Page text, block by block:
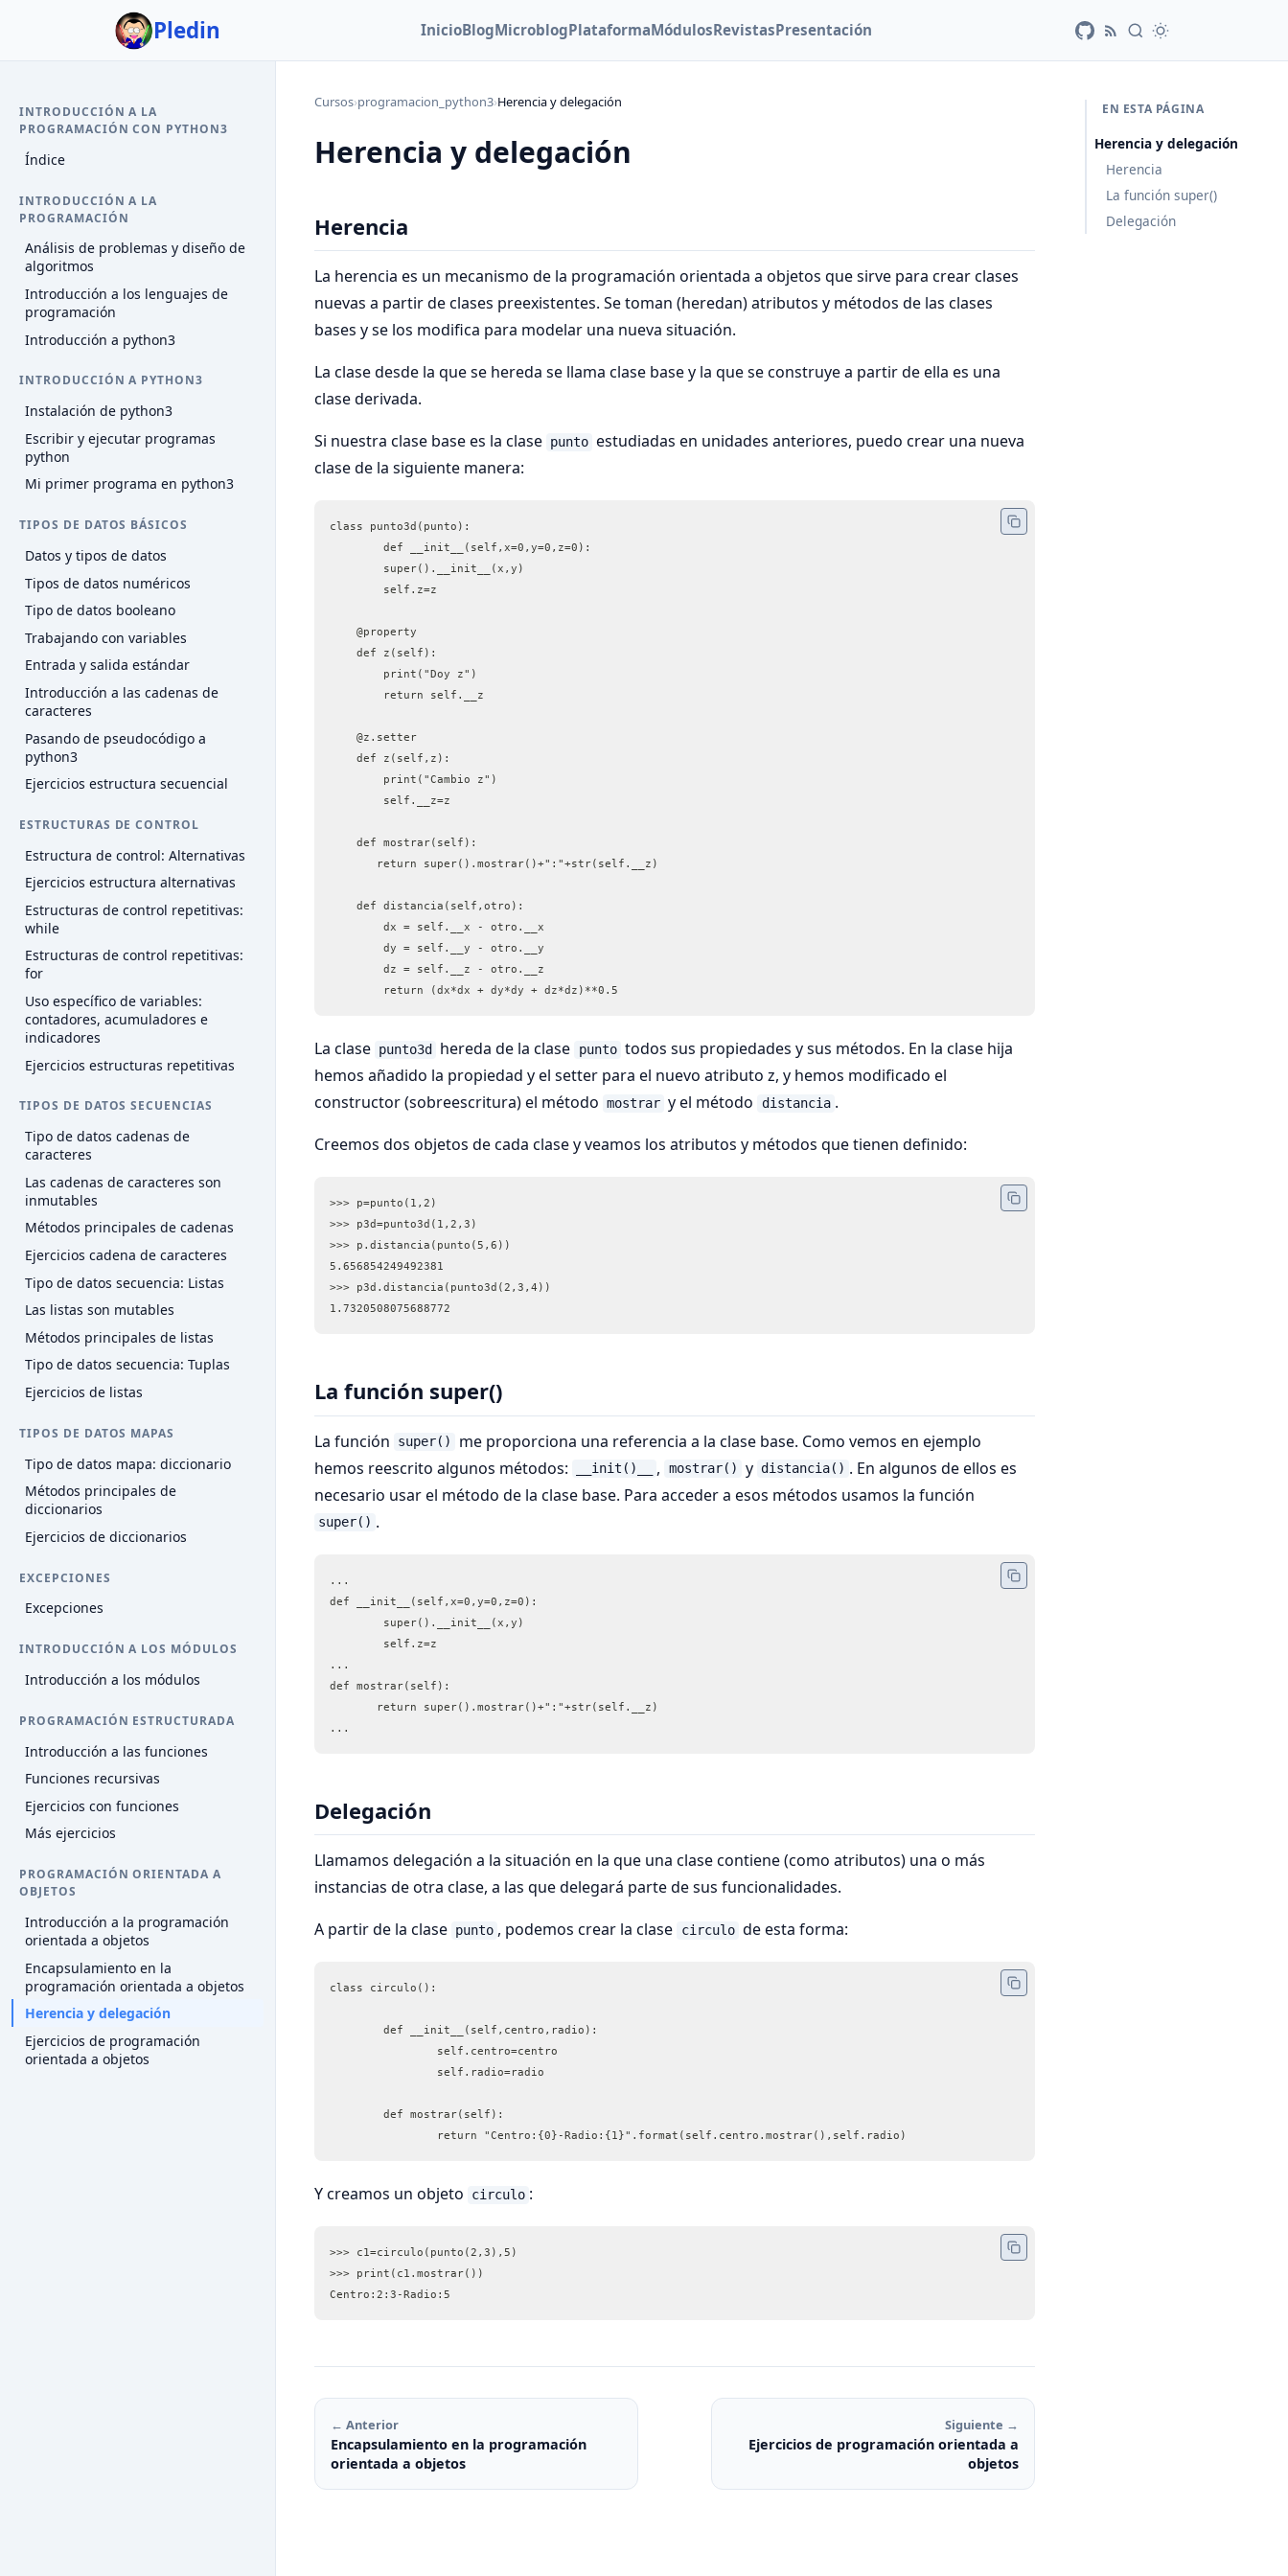
Pledin InicioBlogMicroblogPlataformaMódulosRevistasPresentación
INTRODUCCIÓN A LA
PROGRAMACIÓN CON PYTHON3
Índice
INTRODUCCIÓN A LA
PROGRAMACIÓN
Análisis de problemas y diseño de
algoritmos
Introducción a los lenguajes de
programación
Introducción a python3
INTRODUCCIÓN A PYTHON3
Instalación de python3
Escribir y ejecutar programas
python
Mi primer programa en python3
TIPOS DE DATOS BÁSICOS
Datos y tipos de datos
Tipos de datos numéricos
Tipo de datos booleano
Trabajando con variables
Entrada y salida estándar
Introducción a las cadenas de
caracteres
Pasando de pseudocódigo a
python3
Ejercicios estructura secuencial
ESTRUCTURAS DE CONTROL
Estructura de control: Alternativas
Ejercicios estructura alternativas
Estructuras de control repetitivas:
while
Estructuras de control repetitivas:
for
Uso específico de variables:
contadores, acumuladores e
indicadores
Ejercicios estructuras repetitivas
TIPOS DE DATOS SECUENCIAS
Tipo de datos cadenas de
caracteres
Las cadenas de caracteres son
inmutables
Métodos principales de cadenas
Ejercicios cadena de caracteres
Tipo de datos secuencia: Listas
Las listas son mutables
Métodos principales de listas
Tipo de datos secuencia: Tuplas
Ejercicios de listas
TIPOS DE DATOS MAPAS
Tipo de datos mapa: diccionario
Métodos principales de
diccionarios
Ejercicios de diccionarios
EXCEPCIONES
Excepciones
INTRODUCCIÓN A LOS MÓDULOS
Introducción a los módulos
PROGRAMACIÓN ESTRUCTURADA
Introducción a las funciones
Funciones recursivas
Ejercicios con funciones
Más ejercicios
PROGRAMACIÓN ORIENTADA A
OBJETOS
Introducción a la programación
orientada a objetos
Encapsulamiento en la
programación orientada a objetos
Herencia y delegación
Ejercicios de programación
orientada a objetos
Cursos›programacion_python3›Herencia y delegación
Herencia y delegación
Herencia
La herencia es un mecanismo de la programación orientada a objetos que sirve para crear clases
nuevas a partir de clases preexistentes. Se toman (heredan) atributos y métodos de las clases
bases y se los modifica para modelar una nueva situación.
La clase desde la que se hereda se llama clase base y la que se construye a partir de ella es una
clase derivada.
Si nuestra clase base es la clase punto estudiadas en unidades anteriores, puedo crear una nueva
clase de la siguiente manera:
class punto3d(punto):
	def __init__(self,x=0,y=0,z=0):
    	super().__init__(x,y)
    	self.z=z
    @property
    def z(self):
        print("Doy z")
        return self.__z
    @z.setter
    def z(self,z):
        print("Cambio z")
        self.__z=z
    def mostrar(self):
       return super().mostrar()+":"+str(self.__z)
    def distancia(self,otro):
        dx = self.__x - otro.__x
        dy = self.__y - otro.__y
        dz = self.__z - otro.__z
La clase punto3d hereda de la clase punto todos sus propiedades y sus métodos. En la clase hija
hemos añadido la propiedad y el setter para el nuevo atributo z, y hemos modificado el
constructor (sobreescritura) el método mostrar y el método distancia .
Creemos dos objetos de cada clase y veamos los atributos y métodos que tienen definido:
>>> p=punto(1,2)
>>> p3d=punto3d(1,2,3)
>>> p.distancia(punto(5,6))
5.656854249492381
>>> p3d.distancia(punto3d(2,3,4))
1.7320508075688772
La función super()
La función super()
me proporciona una referencia a la clase base. Como vemos en ejemplo
hemos reescrito algunos métodos:
__init()__ , mostrar() y distancia() . En algunos de ellos es
necesario usar el método de la clase base. Para acceder a esos métodos usamos la función
super() .
...
def __init__(self,x=0,y=0,z=0):
   	super().__init__(x,y)
   	self.z=z
...
def mostrar(self):
       return super().mostrar()+":"+str(self.__z)
...
Delegación
Llamamos delegación a la situación en la que una clase contiene (como atributos) una o más
instancias de otra clase, a las que delegará parte de sus funcionalidades.
A partir de la clase punto , podemos crear la clase circulo de esta forma:
	def __init__(self,centro,radio):
		self.centro=centro
	def mostrar(self):
Y creamos un objeto circulo :
>>> c1=circulo(punto(2,3),5)
>>> print(c1.mostrar())
Centro:2:3-Radio:5
← Anterior
Encapsulamiento en la programación
orientada a objetos
Siguiente →
Ejercicios de programación orientada a
objetos
EN ESTA PÁGINA
Herencia y delegación
Herencia
La función super()
Delegación